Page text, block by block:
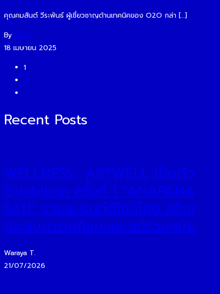
คุณคมสันต์ วีระพันธ์ ผู้เชี่ยวชาญด้านเทคนิคของ O2O กล่า […]
By O2O
18 เมษายน 2025
1
2
Recent Posts
WELLNESS : ARTWELL เปิดตัว
Exhibition ครั้งที่ 1 “ANAPANA
SATI” รวมแบรนด์ดีไซน์ไทย สร้าง
ประสบการณ์ศิลปะและสติร่วมสมัย
Waraya T.
21/07/2026